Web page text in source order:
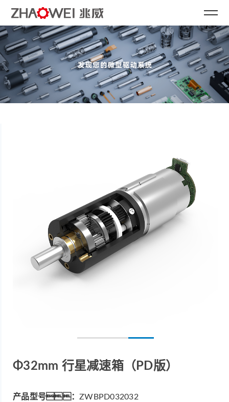
Φ32mm 行星减速箱（PD版）
产品型号：ZWBPD032032